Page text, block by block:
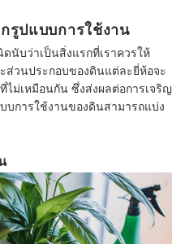
รูปแบบการใช้งาน
นับว่าเป็นสิ่งแรกที่เราควรให้
ส่วนประกอบของดินแต่ละยี่ห้อจะ
ม่เหมือนกัน ซึ่งส่งผลต่อการเจริญ
บการใช้งานของดินสามารถแบ่ง